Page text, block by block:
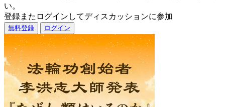
い。
登録またログインしてディスカッションに参加
無料登録 ログイン